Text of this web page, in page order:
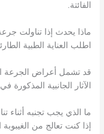
الفائتة.
ماذا يحدث إذا تناولت
اطلب العناية الطبية
قد تشمل أعراض الجرعة
الآثار الجانبية المذكورة
ما الذي يجب تجنبه أثناء
إذا كنت تعالج من